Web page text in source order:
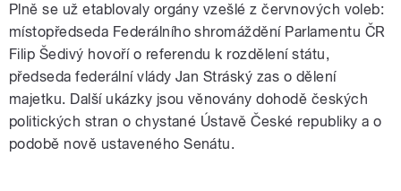
Plně se už etablovaly orgány vzešlé z červnových voleb:
místopředseda Federálního shromáždění Parlamentu ČR
Filip Šedivý hovoří o referendu k rozdělení státu,
předseda federální vlády Jan Stráský zas o dělení
majetku. Další ukázky jsou věnovány dohodě českých
politických stran o chystané Ústavě České republiky a o
podobě nově ustaveného Senátu.